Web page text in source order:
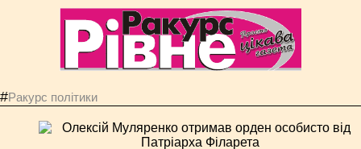
#Ракурс політики